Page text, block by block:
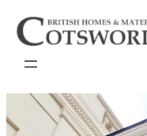
容
ッ